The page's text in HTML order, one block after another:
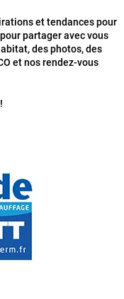
et tendances pour
partager avec vous
des photos, des
et nos rendez-vous